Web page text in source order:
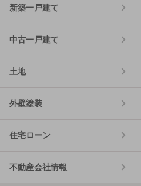
新築一戸建て
中古一戸建て
土地
外壁塗装
住宅ローン
不動産会社情報